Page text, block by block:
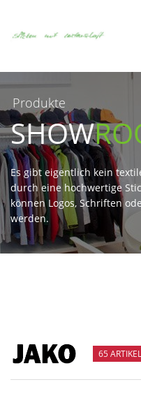
Produkte
SHOW
Es gibt eigentlich kein
durch eine hochwertige
können Logos, Schriften
werden.
65 ARTIKEL